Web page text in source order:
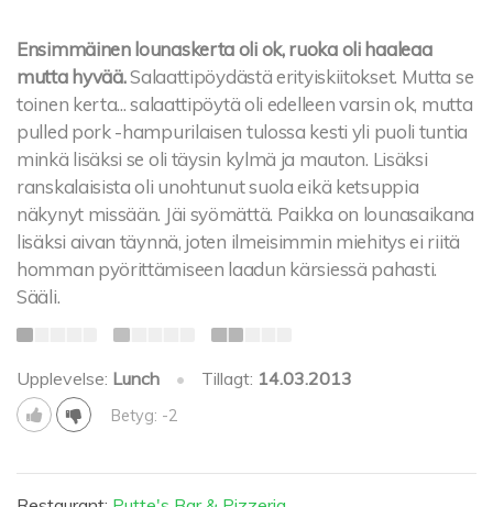
Ensimmäinen lounaskerta oli ok, ruoka oli haaleaa
mutta hyvää.Salaattipöydästä erityiskiitokset. Mutta se
toinen kerta... salaattipöytä oli edelleen varsin ok, mutta
pulled pork -hampurilaisen tulossa kesti yli puoli tuntia
minkä lisäksi se oli täysin kylmä ja mauton. Lisäksi
ranskalaisista oli unohtunut suola eikä ketsuppia
näkynyt missään. Jäi syömättä. Paikka on lounasaikana
lisäksi aivan täynnä, joten ilmeisimmin miehitys ei riitä
homman pyörittämiseen laadun kärsiessä pahasti.
Sääli.
Upplevelse: Lunch • Tillagt: 14.03.2013
Betyg: -2